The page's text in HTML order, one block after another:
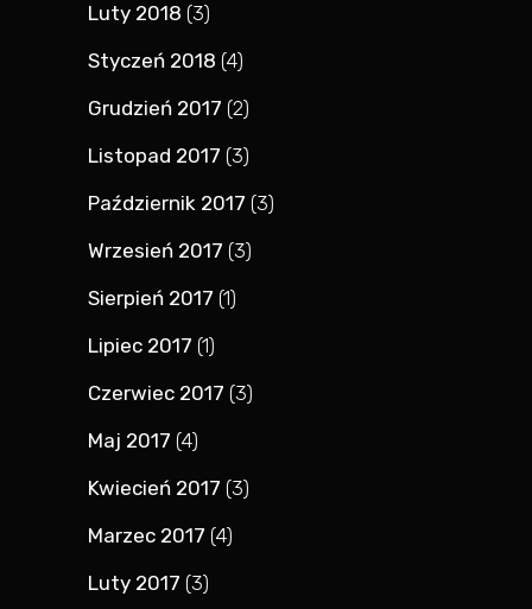
Luty 2018 (3)
Styczeń 2018 (4)
Grudzień 2017 (2)
Listopad 2017 (3)
Październik 2017 (3)
Wrzesień 2017 (3)
Sierpień 2017 (1)
Lipiec 2017 (1)
Czerwiec 2017 (3)
Maj 2017 (4)
Kwiecień 2017 (3)
Marzec 2017 (4)
Luty 2017 (3)